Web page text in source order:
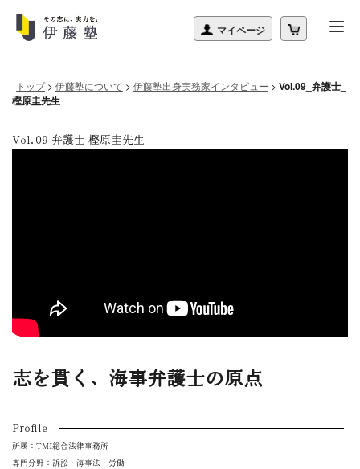
トップ> 伊藤塾について > 伊藤塾出身実務家インタビュー > Vol.09_弁護士_
樫原圭先生
Vol.09 弁護士 樫原圭先生
志を貫く、海事弁護士の原点
Profile
所属：TMI総合法律事務所
専門分野：訴訟・海事法・労働